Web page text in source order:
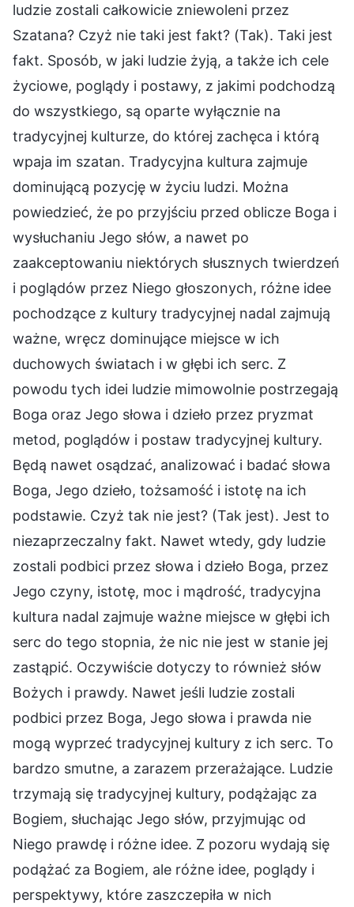
ludzie zostali całkowicie zniewoleni przez
Szatana? Czyż nie taki jest fakt? (Tak). Taki jest
fakt. Sposób, w jaki ludzie żyją, a także ich cele
życiowe, poglądy i postawy, z jakimi podchodzą
do wszystkiego, są oparte wyłącznie na
tradycyjnej kulturze, do której zachęca i którą
wpaja im szatan. Tradycyjna kultura zajmuje
dominującą pozycję w życiu ludzi. Można
powiedzieć, że po przyjściu przed oblicze Boga i
wysłuchaniu Jego słów, a nawet po
zaakceptowaniu niektórych słusznych twierdzeń
i poglądów przez Niego głoszonych, różne idee
pochodzące z kultury tradycyjnej nadal zajmują
ważne, wręcz dominujące miejsce w ich
duchowych światach i w głębi ich serc. Z
powodu tych idei ludzie mimowolnie postrzegają
Boga oraz Jego słowa i dzieło przez pryzmat
metod, poglądów i postaw tradycyjnej kultury.
Będą nawet osądzać, analizować i badać słowa
Boga, Jego dzieło, tożsamość i istotę na ich
podstawie. Czyż tak nie jest? (Tak jest). Jest to
niezaprzeczalny fakt. Nawet wtedy, gdy ludzie
zostali podbici przez słowa i dzieło Boga, przez
Jego czyny, istotę, moc i mądrość, tradycyjna
kultura nadal zajmuje ważne miejsce w głębi ich
serc do tego stopnia, że nic nie jest w stanie jej
zastąpić. Oczywiście dotyczy to również słów
Bożych i prawdy. Nawet jeśli ludzie zostali
podbici przez Boga, Jego słowa i prawda nie
mogą wyprzeć tradycyjnej kultury z ich serc. To
bardzo smutne, a zarazem przerażające. Ludzie
trzymają się tradycyjnej kultury, podążając za
Bogiem, słuchając Jego słów, przyjmując od
Niego prawdę i różne idee. Z pozoru wydają się
podążać za Bogiem, ale różne idee, poglądy i
perspektywy, które zaszczepiła w nich